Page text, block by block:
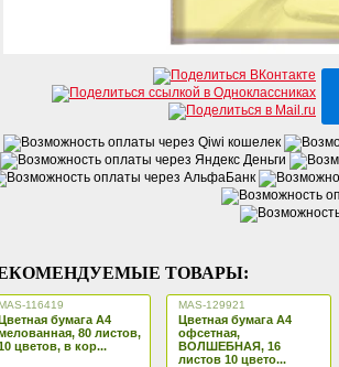
ТОВАРЫ:
116419
бумага А4
80 листов,
цветов, в кор...
MAS-129921
Цветная бумага А4
офсетная,
ВОЛШЕБНАЯ, 16
листов 10 цвето...